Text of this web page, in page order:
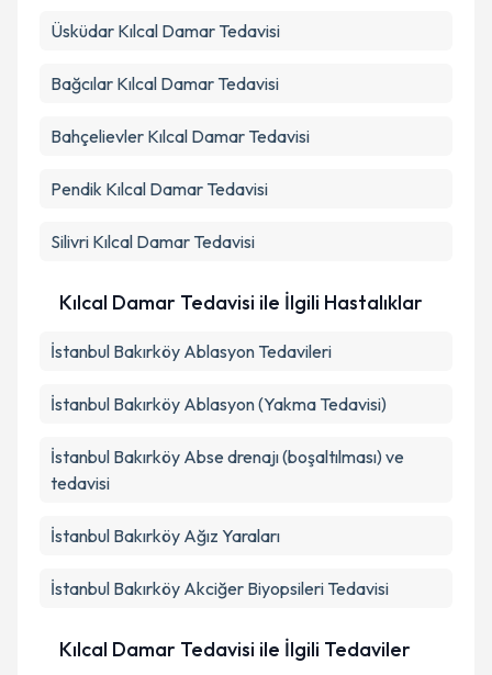
Üsküdar Kılcal Damar Tedavisi
Bağcılar Kılcal Damar Tedavisi
Bahçelievler Kılcal Damar Tedavisi
Pendik Kılcal Damar Tedavisi
Silivri Kılcal Damar Tedavisi
Kılcal Damar Tedavisi ile İlgili Hastalıklar
İstanbul Bakırköy Ablasyon Tedavileri
İstanbul Bakırköy Ablasyon (Yakma Tedavisi)
İstanbul Bakırköy Abse drenajı (boşaltılması) ve
tedavisi
İstanbul Bakırköy Ağız Yaraları
İstanbul Bakırköy Akciğer Biyopsileri Tedavisi
Kılcal Damar Tedavisi ile İlgili Tedaviler